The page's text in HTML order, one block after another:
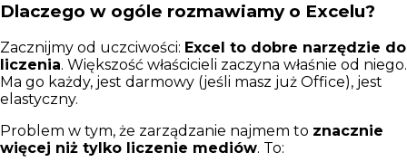
Dlaczego w ogóle rozmawiamy o Excelu?
Zacznijmy od uczciwości: Excel to dobre narzędzie do
liczenia. Większość właścicieli zaczyna właśnie od niego.
Ma go każdy, jest darmowy (jeśli masz już Office), jest
elastyczny.
Problem w tym, że zarządzanie najmem to znacznie
więcej niż tylko liczenie mediów. To: